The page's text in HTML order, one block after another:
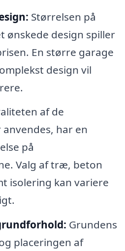
Størrelsen på
ønskede design spiller
En større garage
design vil
af de
har en
på
Valg af træ, beton
isolering kan variere
Grundens
placeringen af